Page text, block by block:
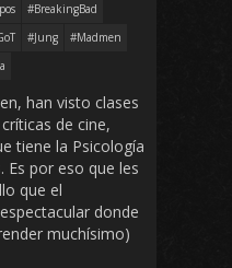
#BreakingBad
#Jung
#Madmen
han visto clases
de cine,
tiene la Psicología
Es por eso que les
que el
donde
muchísimo)